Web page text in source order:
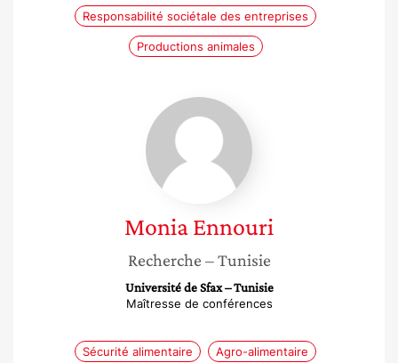
Responsabilité sociétale des entreprises
Productions animales
Monia
Ennouri
MoniaEnnouri
Recherche – Tunisie
Université de Sfax – Tunisie
Maîtresse de conférences
Sécurité alimentaire Agro-alimentaire